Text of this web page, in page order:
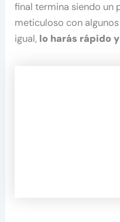
final termina siendo un
meticuloso con
igual, lo harás rápido